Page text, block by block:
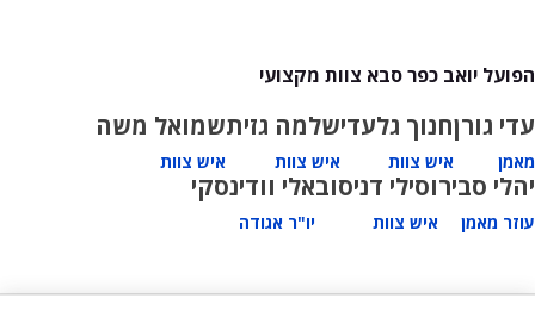
הפועל יואב כפר סבא צוות מקצועי
עדי גורן
מאמן
חנוך גלעדי
איש צוות
שלמה גזית
איש צוות
שמואל משה
איש צוות
יהלי סביר
עוזר מאמן
וסילי דניסוב
איש צוות
אלי וודינסקי
יו"ר אגודה